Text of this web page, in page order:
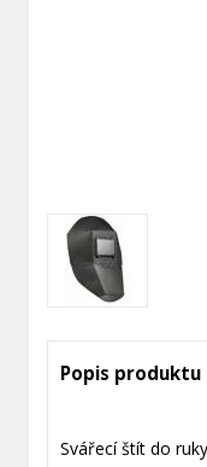
Popis produktu
Svářecí štít do